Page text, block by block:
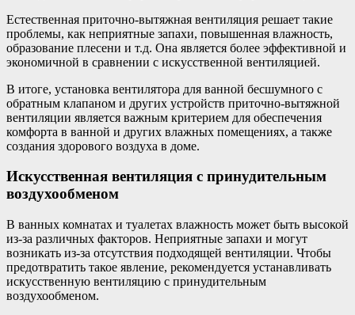
Естественная приточно-вытяжная вентиляция решает такие
проблемы, как неприятные запахи, повышенная влажность,
образование плесени и т.д. Она является более эффективной и
экономичной в сравнении с искусственной вентиляцией.
В итоге, установка вентилятора для ванной бесшумного с
обратным клапаном и других устройств приточно-вытяжной
вентиляции является важным критерием для обеспечения
комфорта в ванной и других влажных помещениях, а также
создания здорового воздуха в доме.
Искусственная вентиляция с принудительным
воздухообменом
В ванных комнатах и туалетах влажность может быть высокой
из-за различных факторов. Неприятные запахи и могут
возникать из-за отсутствия подходящей вентиляции. Чтобы
предотвратить такое явление, рекомендуется устанавливать
искусственную вентиляцию с принудительным
воздухообменом.